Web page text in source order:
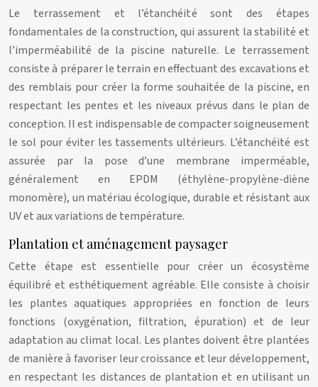
Le terrassement et l’étanchéité sont des étapes
fondamentales de la construction, qui assurent la stabilité et
l’imperméabilité de la piscine naturelle. Le terrassement
consiste à préparer le terrain en effectuant des excavations et
des remblais pour créer la forme souhaitée de la piscine, en
respectant les pentes et les niveaux prévus dans le plan de
conception. Il est indispensable de compacter soigneusement
le sol pour éviter les tassements ultérieurs. L’étanchéité est
assurée par la pose d’une membrane imperméable,
généralement en EPDM (éthylène-propylène-diène
monomère), un matériau écologique, durable et résistant aux
UV et aux variations de température.
Plantation et aménagement paysager
Cette étape est essentielle pour créer un écosystème
équilibré et esthétiquement agréable. Elle consiste à choisir
les plantes aquatiques appropriées en fonction de leurs
fonctions (oxygénation, filtration, épuration) et de leur
adaptation au climat local. Les plantes doivent être plantées
de manière à favoriser leur croissance et leur développement,
en respectant les distances de plantation et en utilisant un